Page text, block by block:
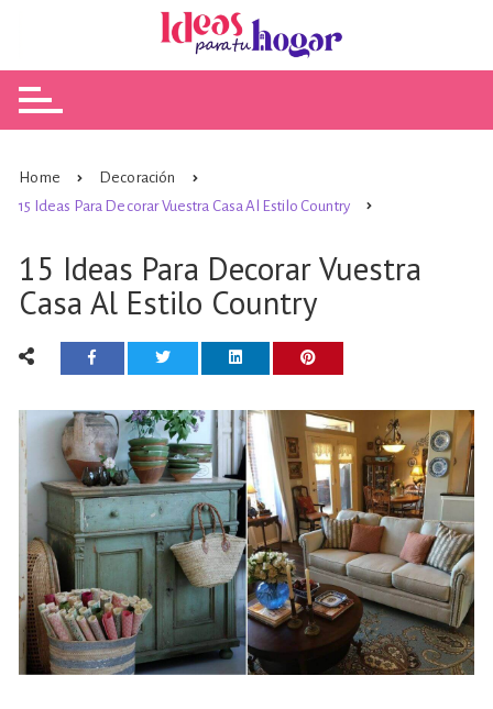
Home
Decoración
15 Ideas Para Decorar Vuestra Casa Al Estilo Country
15 Ideas Para Decorar Vuestra
Casa Al Estilo Country